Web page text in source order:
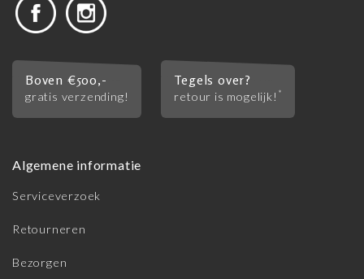
Boven €500,-
gratis verzending!
Tegels over?
retour is mogelijk! *
Algemene informatie
Serviceverzoek
Retourneren
Bezorgen